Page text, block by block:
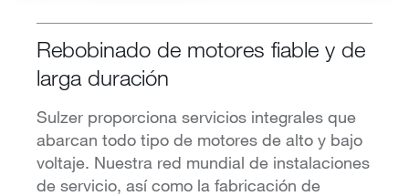
Rebobinado de motores fiable y de
larga duración
Sulzer proporciona servicios integrales que
abarcan todo tipo de motores de alto y bajo
voltaje. Nuestra red mundial de instalaciones
de servicio, así como la fabricación de